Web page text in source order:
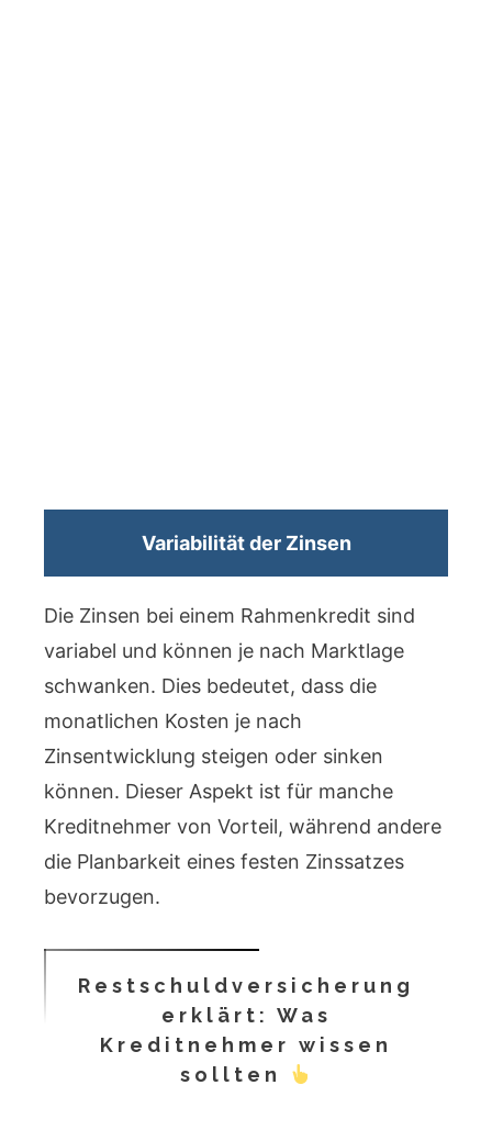
Variabilität der Zinsen
Die Zinsen bei einem Rahmenkredit sind
variabel und können je nach Marktlage
schwanken. Dies bedeutet, dass die
monatlichen Kosten je nach
Zinsentwicklung steigen oder sinken
können. Dieser Aspekt ist für manche
Kreditnehmer von Vorteil, während andere
die Planbarkeit eines festen Zinssatzes
bevorzugen.
Restschuldversicherung
erklärt: Was
Kreditnehmer wissen
sollten